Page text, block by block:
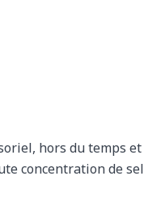
hors du temps et
concentration de sel